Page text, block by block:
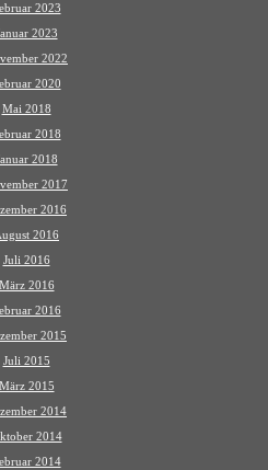
2023
2023
2022
2020
Mai 2018
2018
2018
2017
2016
2016
Juli 2016
März 2016
2016
2015
Juli 2015
März 2015
2014
2014
2014